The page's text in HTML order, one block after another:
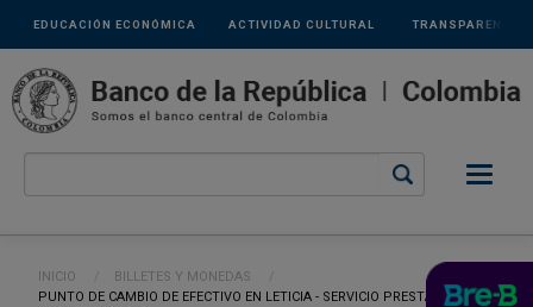
Pasar al contenido principal
Links
secundarios
ACTIVIDAD CULTURAL
EDUCACIÓN ECONÓMICA TRANSPARENCIA
Ruta de navegación
INICIO
BILLETES Y MONEDAS
CURRENT:
PUNTO DE CAMBIO DE EFECTIVO EN LETICIA - SERVICIO PRESTADO